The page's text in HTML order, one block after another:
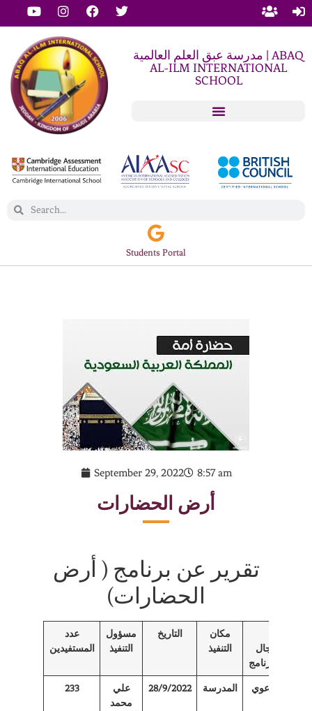
مدرسة عبق العلم العالمية | ABAQ
AL-ILM INTERNATIONAL
SCHOOL
Students Portal
September 29, 2022 8:57 am
أرض الحضارات
تقرير عن برنامج ( أرض
الحضارات)
عدد
المستفيدين
مسؤول
التنفيذ
التاريخ
مكان
التنفيذ
البرنامج
233
علي
محمد
28/9/2022 المدرسة توعوي